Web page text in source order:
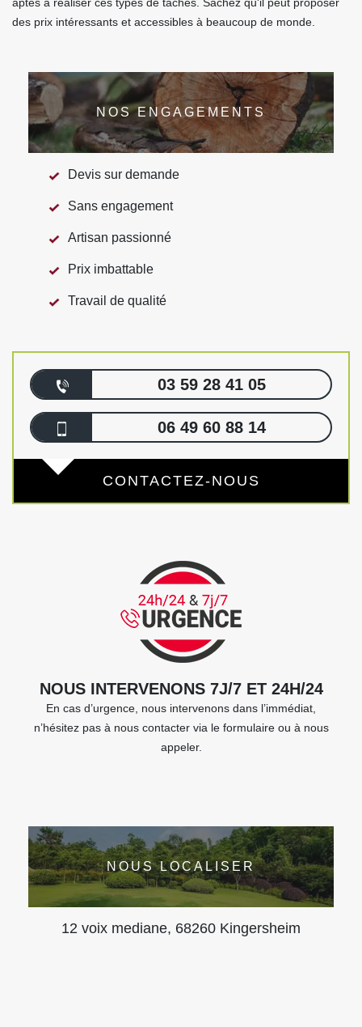
aptes à réaliser ces types de tâches. Sachez qu'il peut proposer
des prix intéressants et accessibles à beaucoup de monde.
NOS ENGAGEMENTS
Devis sur demande
Sans engagement
Artisan passionné
Prix imbattable
Travail de qualité
03 59 28 41 05
06 49 60 88 14
CONTACTEZ-NOUS
NOUS INTERVENONS 7J/7 ET 24H/24
En cas d’urgence, nous intervenons dans l’immédiat,
n’hésitez pas à nous contacter via le formulaire ou à nous
appeler.
NOUS LOCALISER
12 voix mediane, 68260 Kingersheim